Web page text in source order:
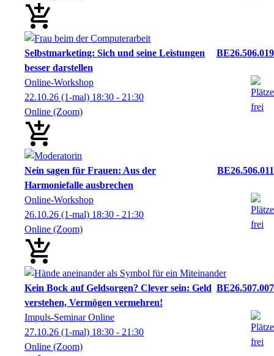
Selbstmarketing: Sich und seine Leistungen
besser darstellen
BE26.506.019
Online-Workshop
22.10.26 (1-mal) 18:30 - 21:30
Online (Zoom)
Nein sagen für Frauen: Aus der
Harmoniefalle ausbrechen
BE26.506.011
Online-Workshop
26.10.26 (1-mal) 18:30 - 21:30
Online (Zoom)
Kein Bock auf Geldsorgen? Clever sein: Geld
verstehen, Vermögen vermehren!
BE26.507.007
Impuls-Seminar Online
27.10.26 (1-mal) 18:30 - 21:30
Online (Zoom)